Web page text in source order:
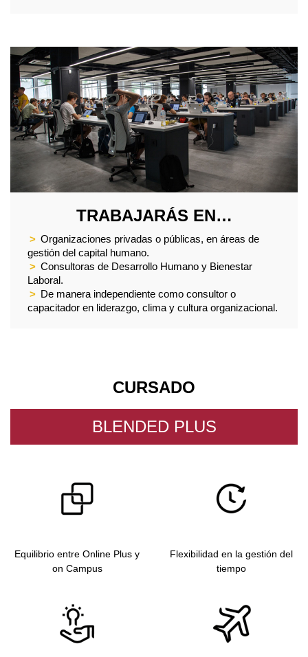
TRABAJARÁS EN…
> Organizaciones privadas o públicas, en áreas de
gestión del capital humano.
> Consultoras de Desarrollo Humano y Bienestar
Laboral.
> De manera independiente como consultor o
capacitador en liderazgo, clima y cultura organizacional.
CURSADO
BLENDED PLUS
Equilibrio entre Online Plus y
on Campus
Flexibilidad en la gestión del
tiempo